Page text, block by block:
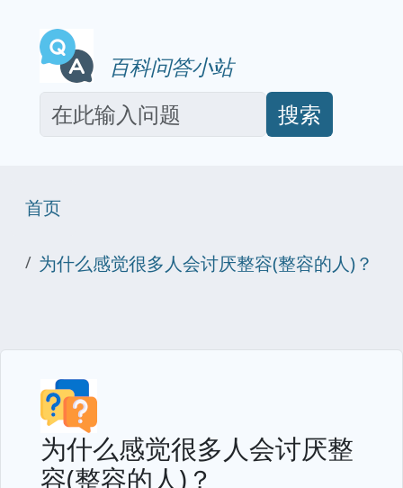
百科问答小站
搜索
首页
为什么感觉很多人会讨厌整容(整容的人)？
为什么感觉很多人会讨厌整
容(整容的人)？